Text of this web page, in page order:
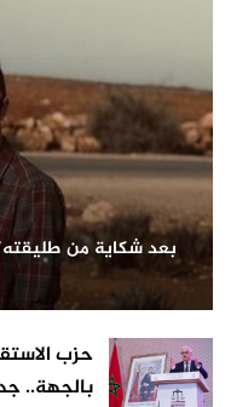
بعد شكاية من
حزب
بالجهة..